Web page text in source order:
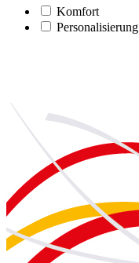
Komfort
Personalisierung